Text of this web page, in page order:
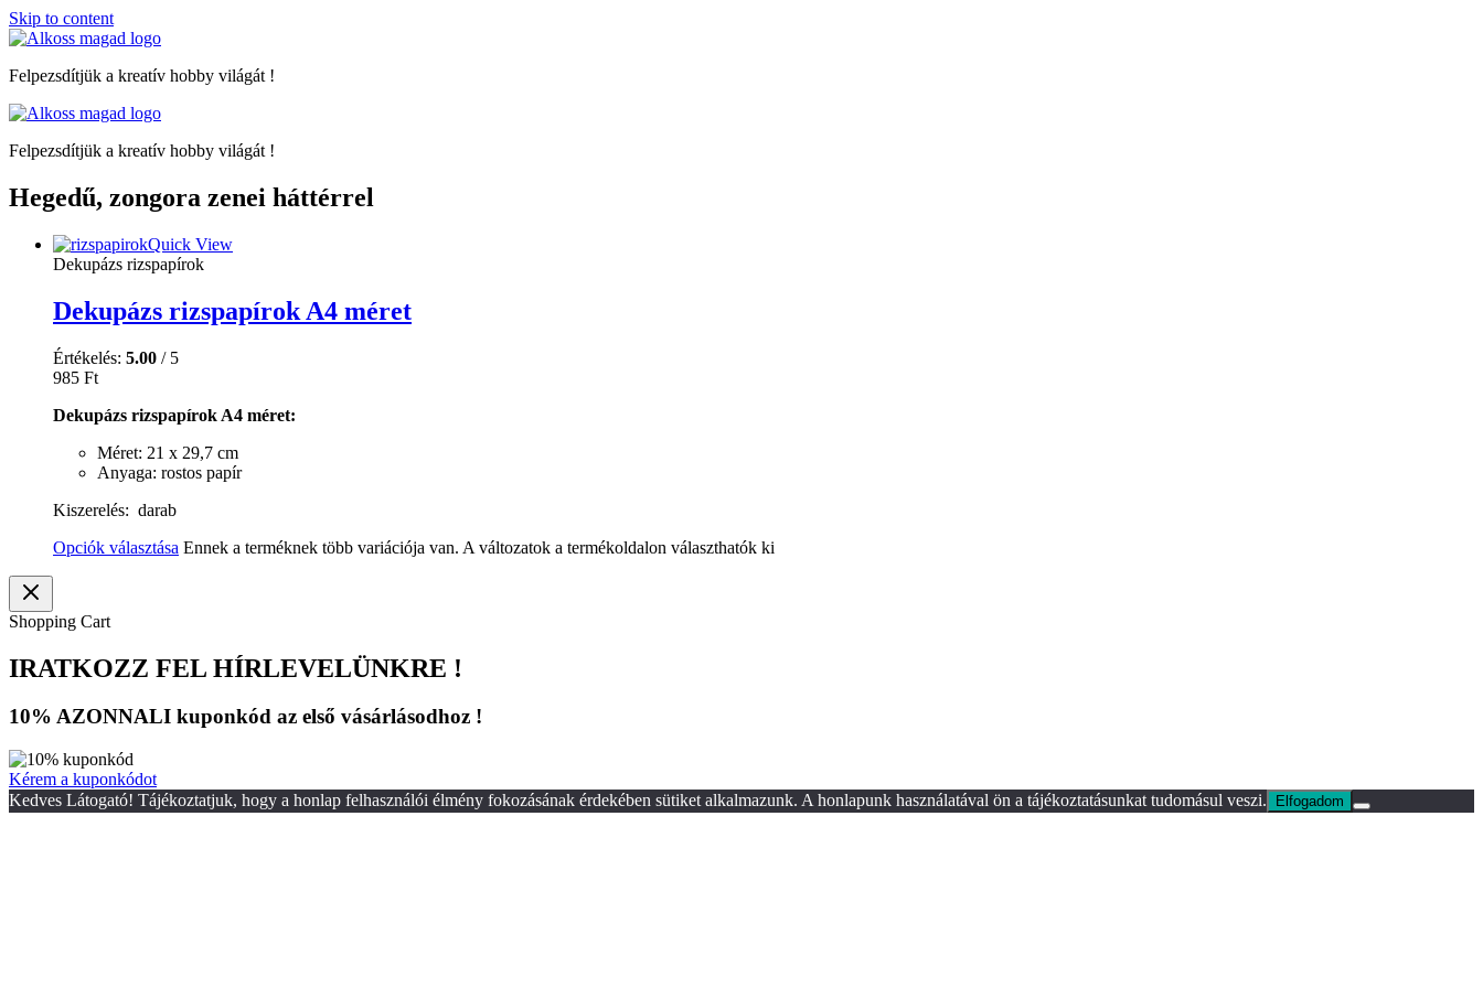
Skip to content
Felpezsdítjük a kreatív hobby világát !
Felpezsdítjük a kreatív hobby világát !
Hegedű, zongora zenei háttérrel
Quick View
Dekupázs rizspapírok
Dekupázs rizspapírok A4 méret
Értékelés: 5.00 / 5
985 Ft
Dekupázs rizspapírok A4 méret:
Méret: 21 x 29,7 cm
Anyaga: rostos papír
Kiszerelés: darab
Opciók választása Ennek a terméknek több variációja van. A változatok a termékoldalon választhatók ki
Shopping Cart
IRATKOZZ FEL HÍRLEVELÜNKRE !
10% AZONNALI kuponkód az első vásárlásodhoz !
Kérem a kuponkódot
Kedves Látogató! Tájékoztatjuk, hogy a honlap felhasználói élmény fokozásának érdekében sütiket alkalmazunk. A honlapunk használatával ön a tájékoztatásunkat tudomásul veszi.
Elfogadom